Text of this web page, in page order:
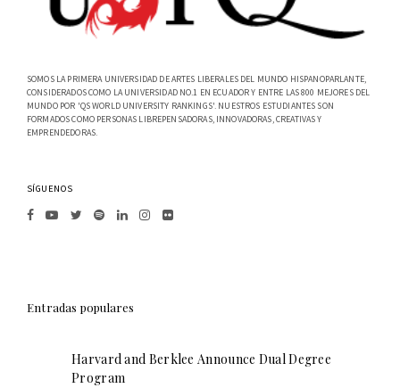
SOMOS LA PRIMERA UNIVERSIDAD DE ARTES LIBERALES DEL MUNDO HISPANOPARLANTE,
CONSIDERADOS COMO LA UNIVERSIDAD NO.1 EN ECUADOR Y ENTRE LAS 800 MEJORES DEL
MUNDO POR 'QS WORLD UNIVERSITY RANKINGS'. NUESTROS ESTUDIANTES SON
FORMADOS COMO PERSONAS LIBREPENSADORAS, INNOVADORAS, CREATIVAS Y
EMPRENDEDORAS.
SÍGUENOS
Entradas populares
Harvard and Berklee Announce Dual Degree
Program